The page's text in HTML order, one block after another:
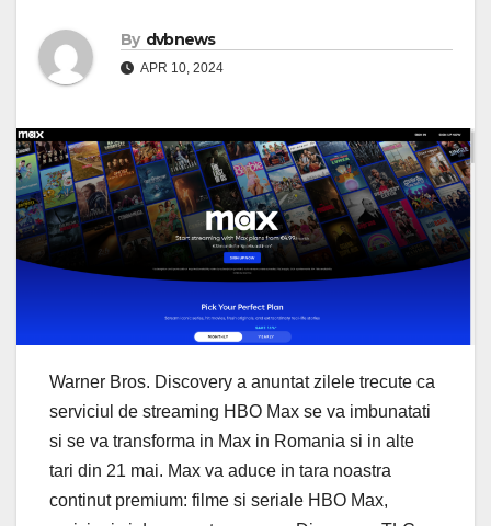
By dvbnews
APR 10, 2024
Warner Bros. Discovery a anuntat zilele trecute ca
serviciul de streaming HBO Max se va imbunatati
si se va transforma in Max in Romania si in alte
tari din 21 mai. Max va aduce in tara noastra
continut premium: filme si seriale HBO Max,